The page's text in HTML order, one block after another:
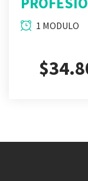
1 MODULO